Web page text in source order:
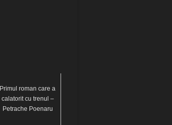
Primul roman care a
calatorit cu trenul –
Petrache Poenaru